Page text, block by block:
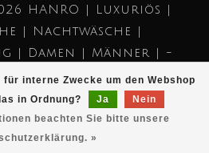
interne Zwecke um den Webshop
in Ordnung?
Ja
Nein
beachten Sie bitte unsere
»
HANRO | Luxuriös |
| Nachtwäsche |
| Damen | Männer | -
Lightspeed
- Theme by